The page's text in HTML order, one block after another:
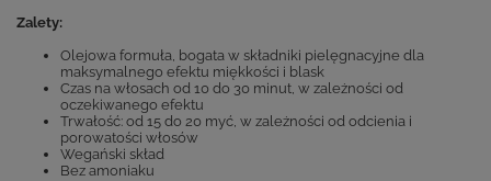
Zalety:
Olejowa formuła, bogata w składniki pielęgnacyjne dla
maksymalnego efektu miękkości i blask
Czas na włosach od 10 do 30 minut, w zależności od
oczekiwanego efektu
Trwałość: od 15 do 20 myć, w zależności od odcienia i
porowatości włosów
Wegański skład
Bez amoniaku